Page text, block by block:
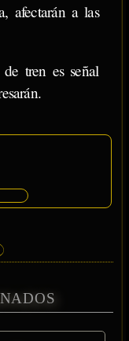
afectarán a las
tren es señal